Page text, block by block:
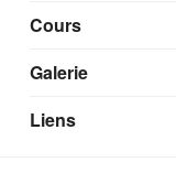
Cours
Galerie
Liens